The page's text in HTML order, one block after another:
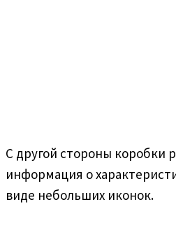
С другой стороны коробки
информация о
виде небольших иконок.